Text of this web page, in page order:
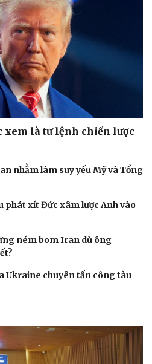
Sao Việt
xem là tư lệnh chiến lược
nhằm làm suy yếu Mỹ và Tổng
phát xít Đức xâm lược Anh vào
ném bom Iran dù ông
Ukraine chuyên tấn công tàu